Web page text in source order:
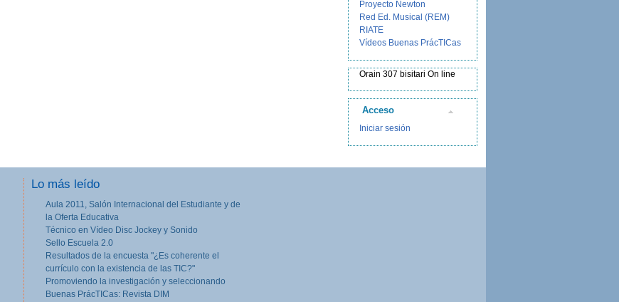
Proyecto Newton
Red Ed. Musical (REM)
RIATE
Vídeos Buenas PrácTICas
Orain 307 bisitari On line
Acceso
Iniciar sesión
Lo más leído
Aula 2011, Salón Internacional del Estudiante y de
la Oferta Educativa
Técnico en Vídeo Disc Jockey y Sonido
Sello Escuela 2.0
Resultados de la encuesta "¿Es coherente el
currículo con la existencia de las TIC?"
Promoviendo la investigación y seleccionando
Buenas PrácTICas: Revista DIM